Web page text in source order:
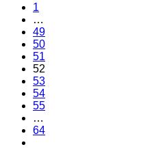
1
…
49
50
51
52
53
54
55
…
64